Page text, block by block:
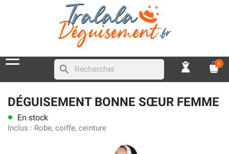
search 0
DÉGUISEMENT BONNE SŒUR FEMME
lens En stock
Inclus : Robe, coiffe, ceinture